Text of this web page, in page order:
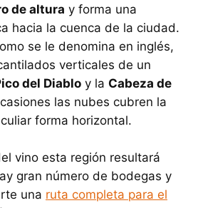
de altura y forma una
hacia la cuenca de la ciudad.
se le denomina en inglés,
verticales de un
del Diablo y la Cabeza de
las nubes cubren la
forma horizontal.
vino esta región resultará
gran número de bodegas y
una ruta completa para el